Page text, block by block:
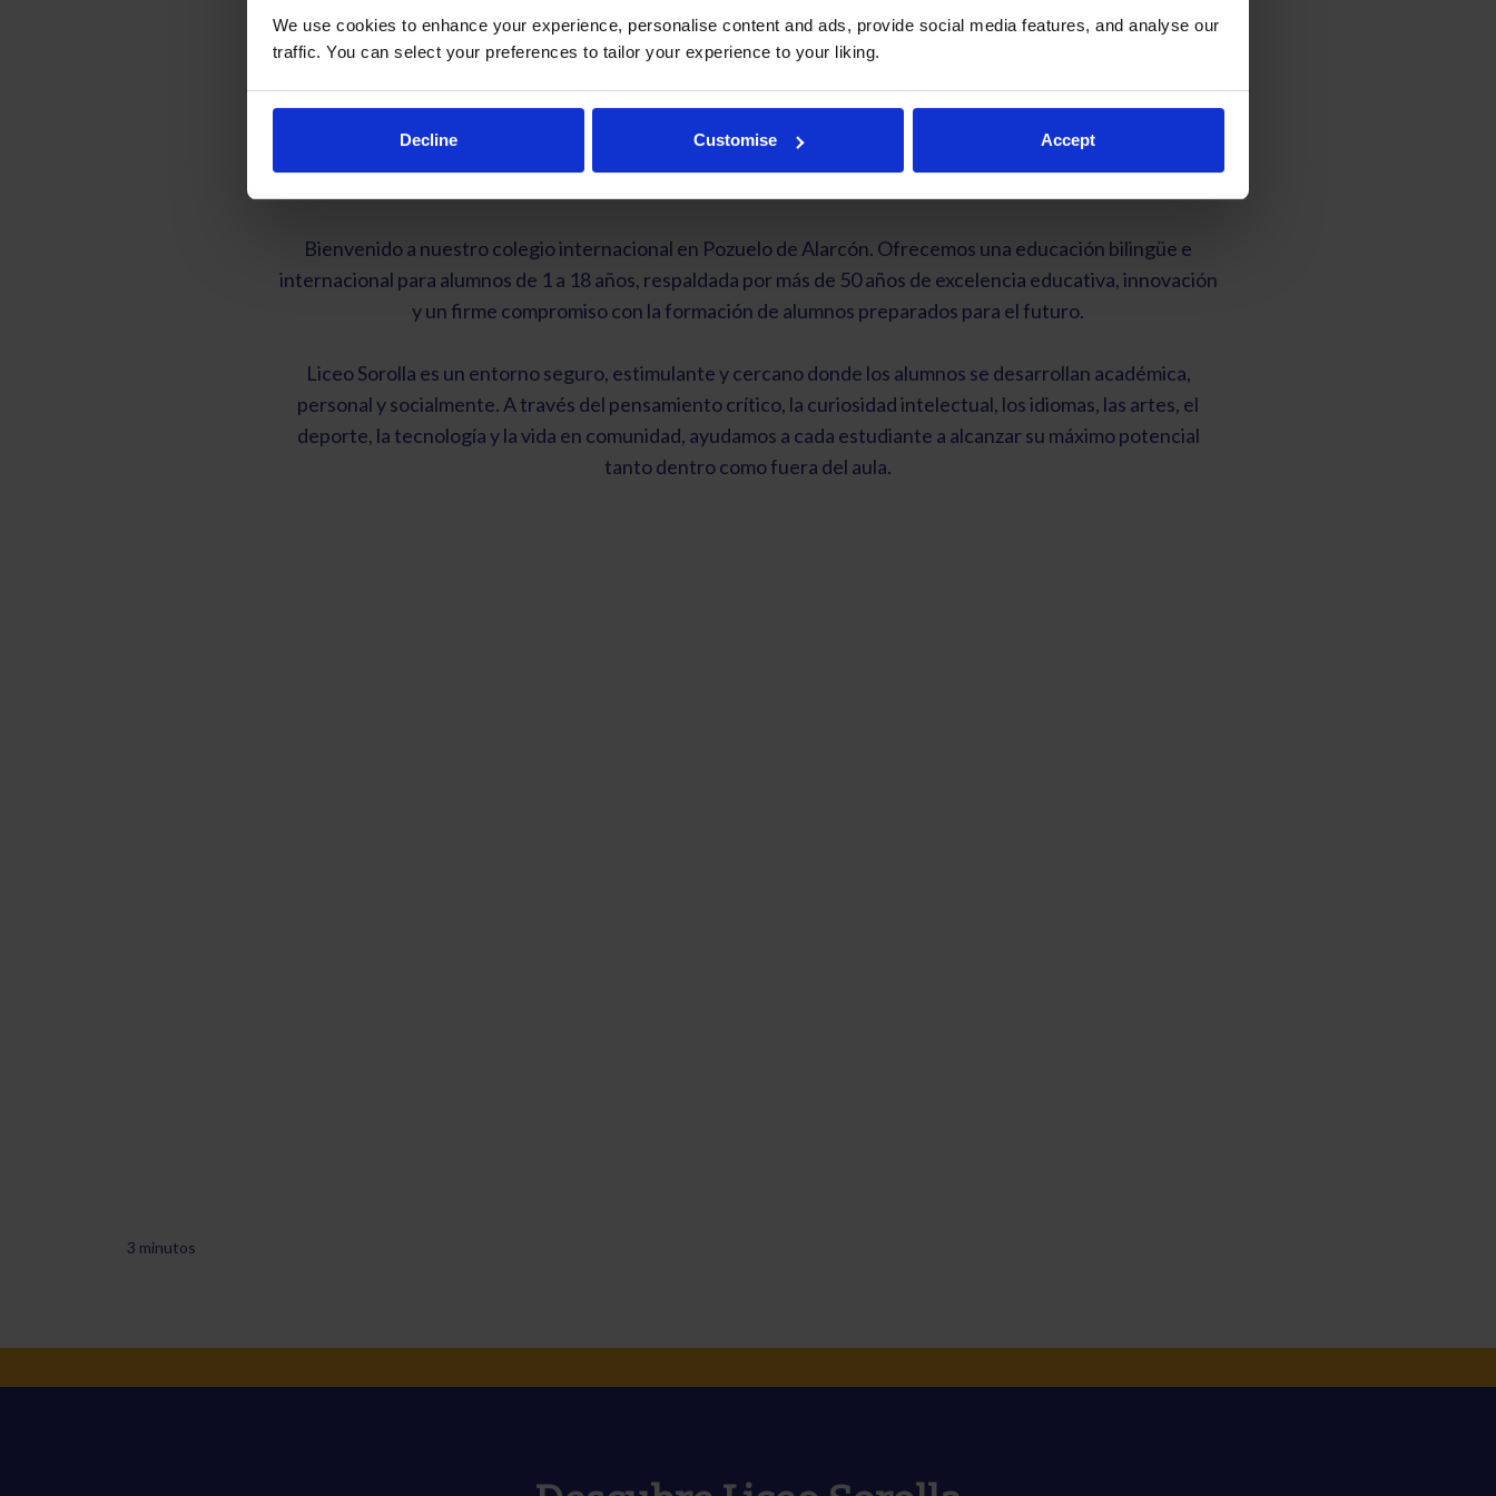
We use cookies to enhance your experience, personalise content and ads, provide social media features, and analyse our
traffic. You can select your preferences to tailor your experience to your liking.
Decline Customise Accept
Liceo Sorolla International School
Bienvenido a nuestro colegio internacional en Pozuelo de Alarcón. Ofrecemos una educación bilingüe e
internacional para alumnos de 1 a 18 años, respaldada por más de 50 años de excelencia educativa, innovación
y un firme compromiso con la formación de alumnos preparados para el futuro.
Liceo Sorolla es un entorno seguro, estimulante y cercano donde los alumnos se desarrollan académica,
personal y socialmente. A través del pensamiento crítico, la curiosidad intelectual, los idiomas, las artes, el
deporte, la tecnología y la vida en comunidad, ayudamos a cada estudiante a alcanzar su máximo potencial
tanto dentro como fuera del aula.
3 minutos